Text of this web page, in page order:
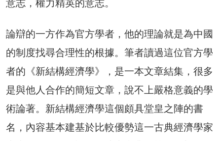
意志，權力精英的意志。
論辯的一方作為官方學者，他的理論就是為中國
的制度找尋合理性的根據。筆者讀過這位官方學
者的《新結構經濟學》，是一本文章結集，很多
是與他人合作的簡短文章，說不上嚴格意義的學
術論著。新結構經濟學這個頗具堂皇之陣的書
名，內容基本建基於比較優勢這一古典經濟學家